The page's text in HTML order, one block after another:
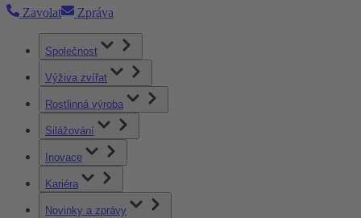
Zavolat Zpráva
Společnost
Výživa zvířat
Rostlinná výroba
Silážování
Inovace
Kariéra
Novinky a zprávy